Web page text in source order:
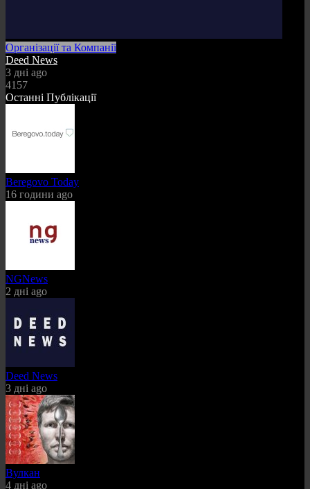
Організації та Компанії
Deed News
3 дні ago
4157
Останні Публікації
Beregovo Today
16 години ago
NGNews
2 дні ago
Deed News
3 дні ago
Вулкан
4 дні ago